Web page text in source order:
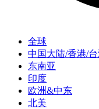
全球
中国大陆/香港/
东南亚
印度
欧洲&中东
北美